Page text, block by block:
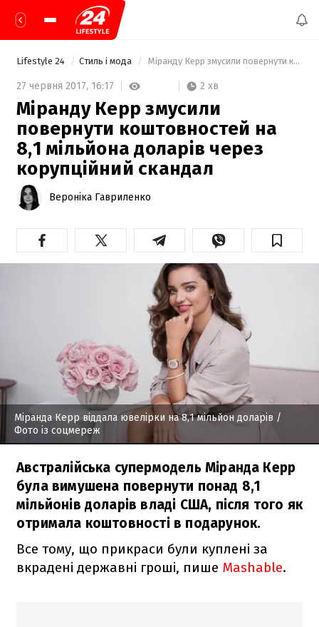
Lifestyle 24 Стиль і мода Міранду Керр змусили повернути коштовностей на 8,1 мільйона доларів через корупційний скандал
27 червня 2017, 16:17 2 хв
Міранду Керр змусили
повернути коштовностей на
8,1 мільйона доларів через
корупційний скандал
Вероніка Гавриленко
Міранда Керр віддала ювелірки на 8,1 мільйон доларів /
Фото із соцмереж
Австралійська супермодель Міранда Керр
була вимушена повернути понад 8,1
мільйонів доларів владі США, після того як
отримала коштовності в подарунок.
Все тому, що прикраси були куплені за
вкрадені державні гроші, пише Mashable.